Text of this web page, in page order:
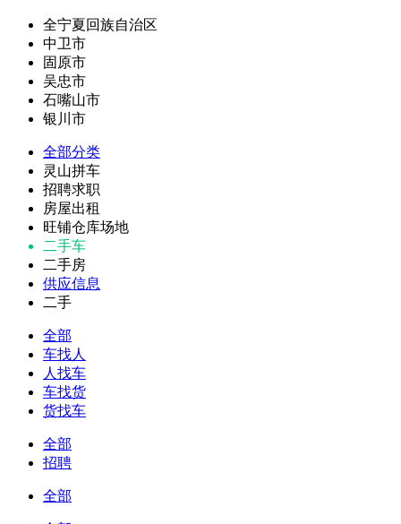
全宁夏回族自治区
中卫市
固原市
吴忠市
石嘴山市
银川市
全部分类
灵山拼车
招聘求职
房屋出租
旺铺仓库场地
二手车
二手房
供应信息
二手
全部
车找人
人找车
车找货
货找车
全部
招聘
全部